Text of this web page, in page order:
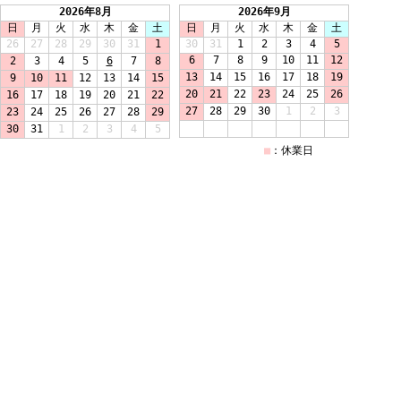
2026年8月
日
月 火 水 木 金
土
26
27 28 29 30 31
1
2
3 4 5 6 7
8
9
10 11 12 13 14
15
16
17 18 19 20 21
22
23
24 25 26 27 28
29
30
31 1 2 3 4 5
2026年9月
日
月 火 水 木 金
土
30
31 1 2 3 4
5
6
7 8 9 10 11
12
13
14 15 16 17 18
19
20
21 22 23 24 25
26
27
28 29 30 1 2 3
■ ：休業日